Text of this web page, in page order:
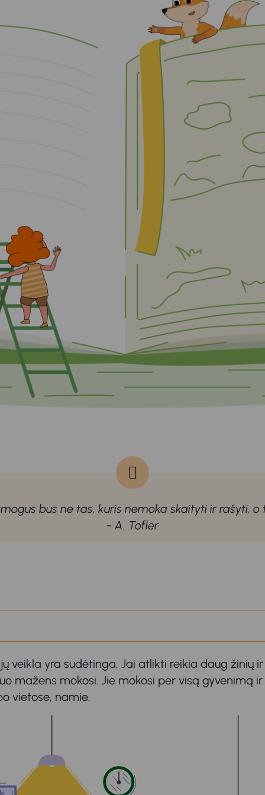
bus ne tas, kuris nemoka skaityti ir rašyti, o
- A. Tofler
veikla yra sudėtinga. Jai atlikti reikia daug žinių
mažens mokosi. Jie mokosi per visą gyvenimą
vietose, namie.